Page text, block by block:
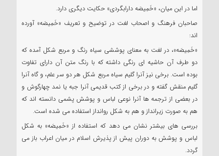
اما در این میان، «خَمِیصَه دارابگردی» حکایت دیگری دارد.
صاحبان فرهنگ و اصحاب لغت در توضیح و تعریف «خَمِیصَه» آورده
اند:
«خَمِیصَه»، در لغت به معنای پوششی سیاه رنگ و مربع شکل آمده که
دو طرف آن حاشیه ای رنگی داشته که با رنگ متن آن دارای تفاوت
بوده است. برخی نیز آنرا گلیم سیاه مربع شکل هر دو سر علم، و گاه آنرا
گلیم منقش گفته و در برخی از کتب قدیمی آنرا جبه یا نمد چهارگوش و
در بعضی از ترجمه ها آنرا نوعی لباس و پوشش پشمی دانسته اند که
هم به صورت زیرانداز و هم به شکل روانداز استفاده می شده است.
بررسی های بیشتر نشان می دهد که استفاده از «خَمِیصَه» به شکل
لباس و پوشش به دوران پیش از پذیرش اسلام در میان اعراب باز می
گردد.